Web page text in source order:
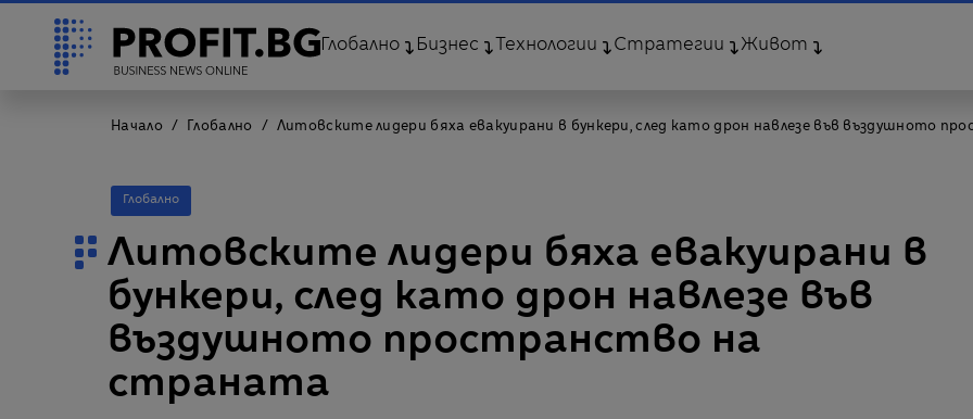
Глобално Бизнес Технологии Стратегии Живот
Начало Глобално Литовските лидери бяха евакуирани в бункери, след като дрон навлезе във въздушното
Глобално
Литовските лидери бяха евакуирани в
бункери, след като дрон навлезе във
въздушното пространство на
страната